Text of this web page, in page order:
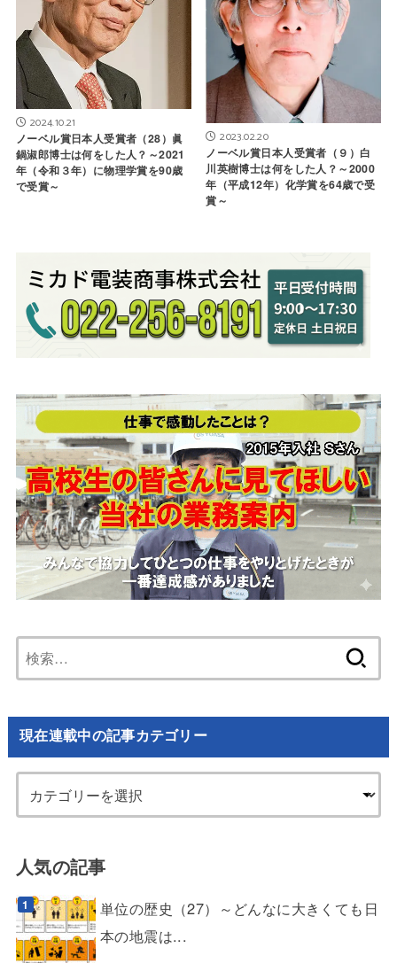
2024.10.21
ノーベル賞日本人受賞者（28）眞
鍋淑郎博士は何をした人？～2021
年（令和３年）に物理学賞を90歳
で受賞～
2023.02.20
ノーベル賞日本人受賞者（９）白
川英樹博士は何をした人？～2000
年（平成12年）化学賞を64歳で受
賞～
索:
現在連載中の記事カテゴリー
人気の記事
単位の歴史（27）～どんなに大きくても日
本の地震は...